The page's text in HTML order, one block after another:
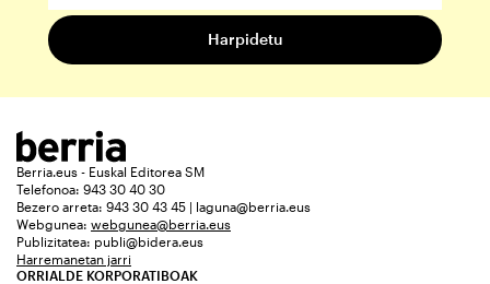
Berria.eus - Euskal Editorea SM
Telefonoa: 943 30 40 30
Bezero arreta: 943 30 43 45 | laguna@berria.eus
Webgunea: webgunea@berria.eus
Publizitatea: publi@bidera.eus
Harremanetan jarri
ORRIALDE KORPORATIBOAK